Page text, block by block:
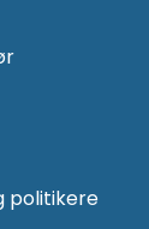
politikere